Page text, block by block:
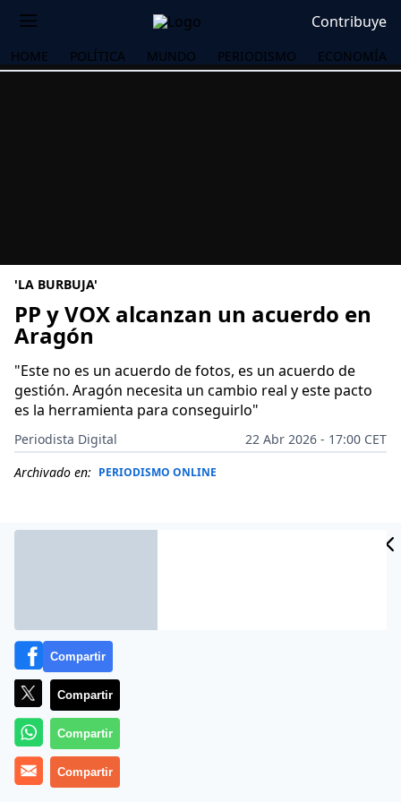
Contribuye
HOME POLÍTICA MUNDO PERIODISMO ECONOMÍA
'LA BURBUJA'
PP y VOX alcanzan un acuerdo en
Aragón
"Este no es un acuerdo de fotos, es un acuerdo de
gestión. Aragón necesita un cambio real y este pacto
es la herramienta para conseguirlo"
Periodista Digital
22 Abr 2026 - 17:00 CET
Archivado en: PERIODISMO ONLINE
Más información
Compartir
Compartir
Compartir
Compartir